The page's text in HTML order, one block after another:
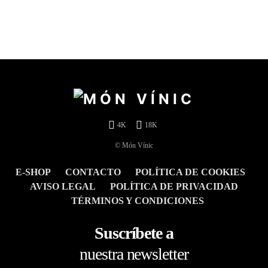
4K 18K
© Món Vínic
E-SHOP CONTACTO
POLÍTICA DE COOKIES
AVISO LEGAL
POLÍTICA DE PRIVACIDAD
TÉRMINOS Y CONDICIONES
Suscríbete a
nuestra newsletter